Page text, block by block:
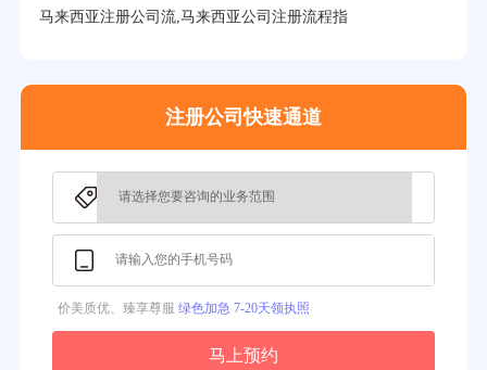
39分钟前用户提问： 在英国可以注册空壳公司吗？
马来西亚注册公司流,马来西亚公司注册流程指
注册公司快速通道
价美质优、臻享尊服 绿色加急 7-20天领执照
马上预约